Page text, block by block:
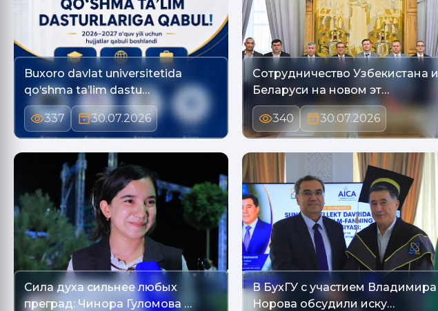
Buxoro davlat universitetida
qo‘shma ta’lim dastu…
337 30.07.2026
Сотрудничество Узбекистана и
Беларуси на новом эт…
340 30.07.2026
Сила духа сильнее любых
преград: Чинора Гуломова …
В БухГУ с участием Владимира
Норова обсудили иску…